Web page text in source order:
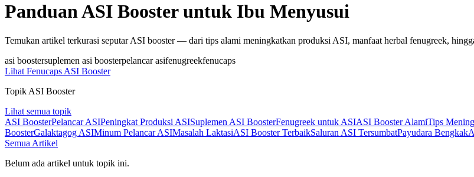
Panduan ASI Booster untuk Ibu Menyusui
Temukan artikel terkurasi seputar ASI booster — dari tips alami meningkatkan produksi ASI, manfaat herbal fenugreek,
asi boostersuplemen asi boosterpelancar asifenugreekfenucaps
Lihat Fenucaps ASI Booster
Topik ASI Booster
Lihat semua topik
ASI BoosterPelancar ASIPeningkat Produksi ASISuplemen ASI BoosterFenugreek untuk ASIASI Booster AlamiTips
BoosterGalaktagog ASIMinum Pelancar ASIMasalah LaktasiASI Booster TerbaikSaluran ASI TersumbatPayudara Bengkak
Semua Artikel
Belum ada artikel untuk topik ini.